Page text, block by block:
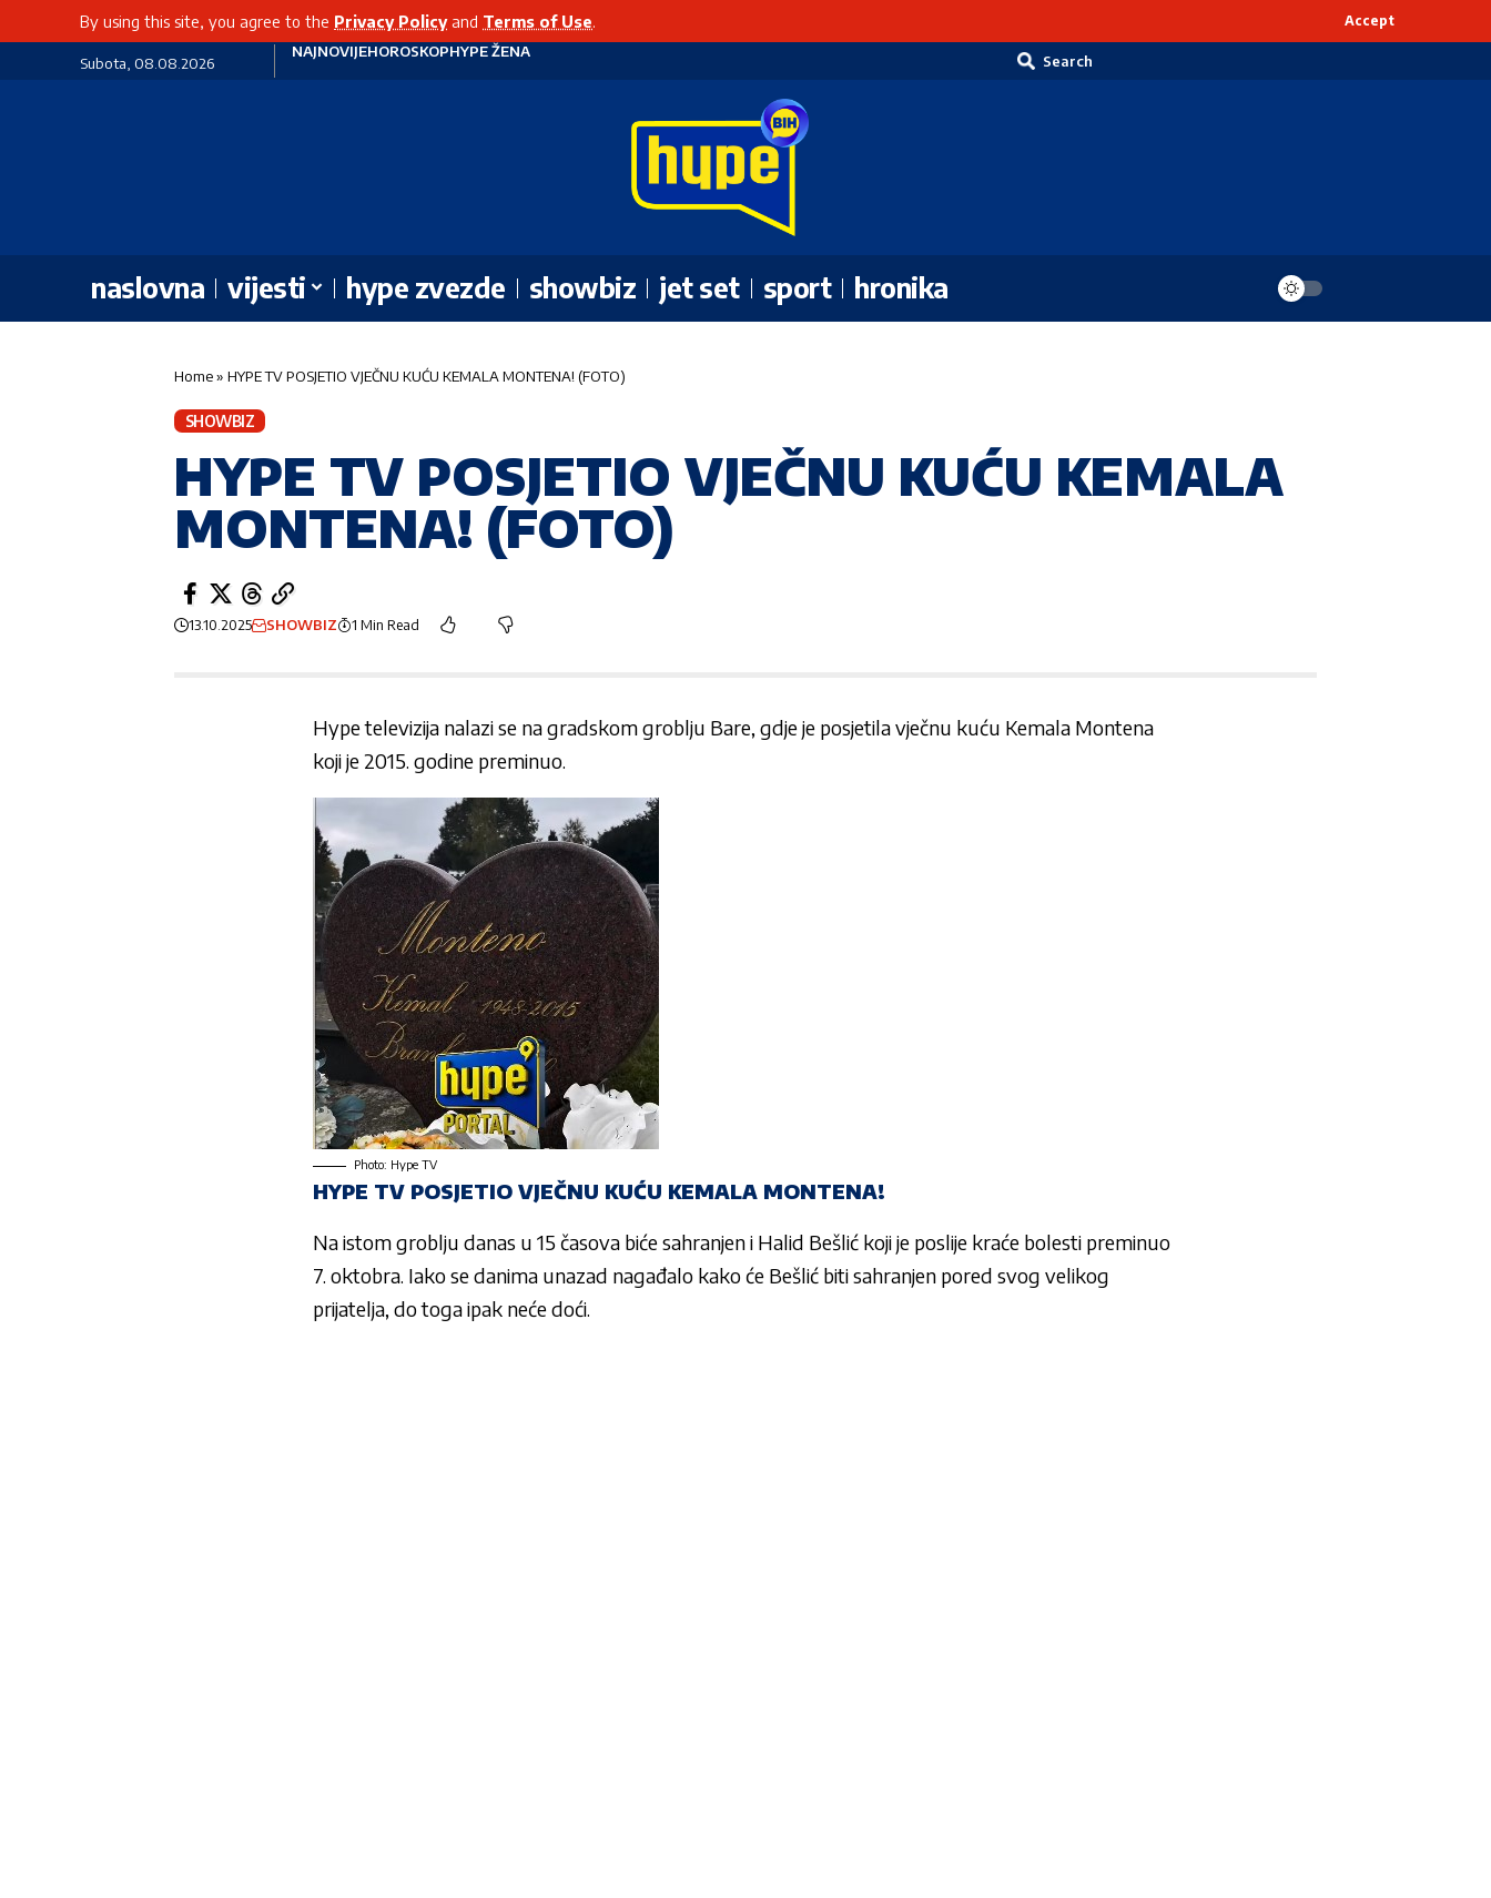
By using this site, you agree to the Privacy Policyand Terms of Use. Accept
Subota, 08.08.2026
NAJNOVIJEHOROSKOPHYPE ŽENA
Search
naslovna vijesti hype zvezde showbiz jet set sport hronika
Home» HYPE TV POSJETIO VJEČNU KUĆU KEMALA MONTENA! (FOTO)
SHOWBIZ
HYPE TV POSJETIO VJEČNU KUĆU KEMALA
MONTENA! (FOTO)
13.10.2025 SHOWBIZ 1 Min Read
Hype televizija nalazi se na gradskom groblju Bare, gdje je posjetila vječnu kuću Kemala Montena
koji je 2015. godine preminuo.
Photo: Hype TV
HYPE TV POSJETIO VJEČNU KUĆU KEMALA MONTENA!
Na istom groblju danas u 15 časova biće sahranjen i Halid Bešlić koji je poslije kraće bolesti preminuo
7. oktobra. Iako se danima unazad nagađalo kako će Bešlić biti sahranjen pored svog velikog
prijatelja, do toga ipak neće doći.